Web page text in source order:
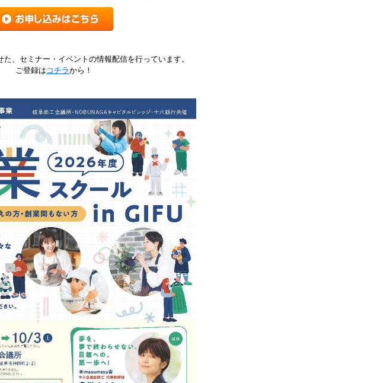
、セミナー・イベントの情報配信を行っています。
ご登録は コチラから！